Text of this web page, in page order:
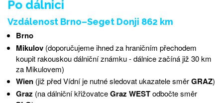
Po dálnici
Vzdálenost Brno–Seget Donji 862 km
Brno
Mikulov(doporučujeme ihned za hraničním přechodem
koupit rakouskou dálniční známku - dálnice začíná již 30 km
za Mikulovem)
Wien(již před Vídní je nutné sledovat ukazatele směrGRAZ)
Graz (na dálniční křižovatceGraz WESTodbočte směr